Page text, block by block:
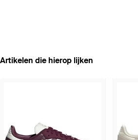
Artikelen die hierop lijken